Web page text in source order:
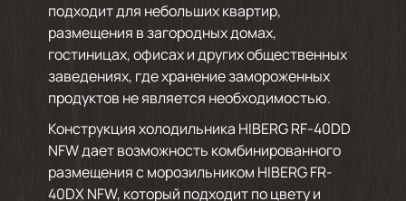
подходит для небольших квартир,
размещения в загородных домах,
гостиницах, офисах и других общественных
заведениях, где хранение замороженных
продуктов не является необходимостью.
Конструкция холодильника HIBERG RF-40DD
NFW дает возможность комбинированного
размещения с морозильником HIBERG FR-
40DX NFW, который подходит по цвету и